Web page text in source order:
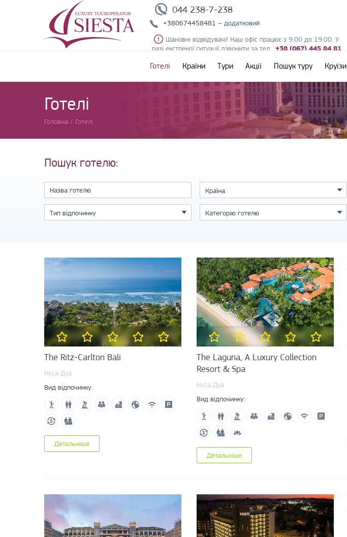
044 238-7-238
+380674458481 – додатковий
Шановні відвідувачі! Наш офіс працює з 9:00 до 19:00. У
разі екстреної ситуації дзвонити за тел. +38 (067) 445 84 81
Готелі Країни Тури Акції Пошук туру Круїзи
Готелі
Головна / Готелі
Пошук готелю:
The Ritz-Carlton Bali
Нуса Дуа
Вид відпочинку:
Детальніше
The Laguna, A Luxury Collection
Resort & Spa
Нуса Дуа
Вид відпочинку:
Детальніше